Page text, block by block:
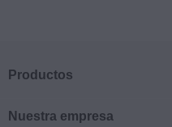
Productos
Nuestra empresa